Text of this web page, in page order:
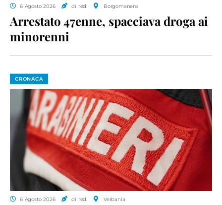
6 Agosto 2026 di red. Borgomanero
Arrestato 47enne, spacciava droga ai
minorenni
CRONACA
6 Agosto 2026 di red. Verbania